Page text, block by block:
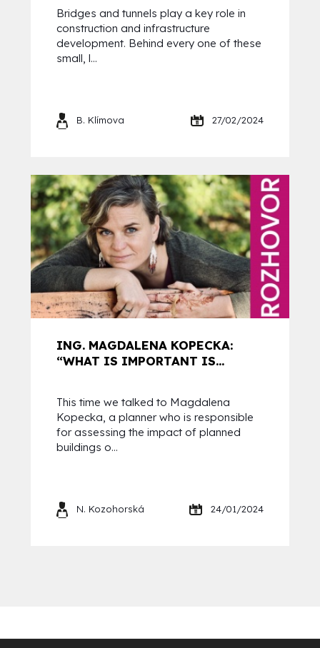
Bridges and tunnels play a key role in
construction and infrastructure
development. Behind every one of these
small, l...
B. Klímova 27/02/2024
ING. MAGDALENA KOPECKA:
“WHAT IS IMPORTANT IS...
This time we talked to Magdalena
Kopecka, a planner who is responsible
for assessing the impact of planned
buildings o...
N. Kozohorská 24/01/2024